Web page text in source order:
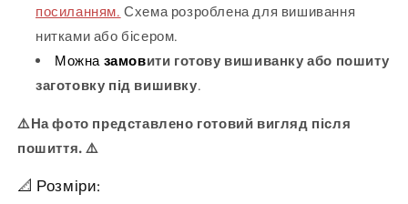
посиланням. Схема розроблена для вишивання
нитками або бісером.
Можна замовити готову вишиванку або пошиту
заготовку під вишивку.
⚠️На фото представлено готовий вигляд після
пошиття. ⚠️
📐 Розміри: